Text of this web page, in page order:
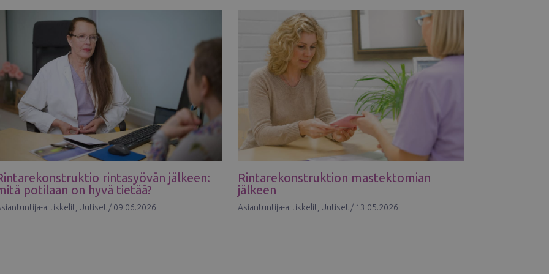
rintasyövän jälkeen:
potilaan on hyvä tietää?
artikkelit, Uutiset/ 09.06.2026
Rintarekonstruktion mastektomian
jälkeen
Asiantuntija-artikkelit, Uutiset/ 13.05.2026